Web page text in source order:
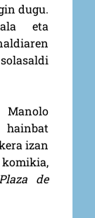
dugu.
eta
izan
de